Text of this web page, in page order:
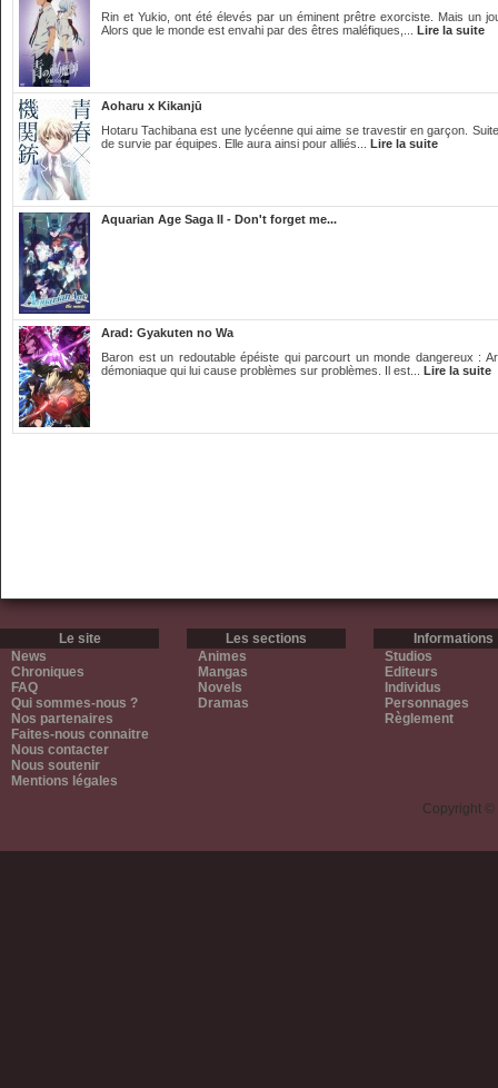
Rin et Yukio, ont été élevés par un éminent prêtre exorciste. Mais un
Alors que le monde est envahi par des êtres maléfiques,... Lire la suite
Aoharu x Kikanjū
Hotaru Tachibana est une lycéenne qui aime se travestir en garçon.
de survie par équipes. Elle aura ainsi pour alliés... Lire la suite
Aquarian Age Saga II - Don't forget me...
Arad: Gyakuten no Wa
Baron est un redoutable épéiste qui parcourt un monde dangereux :
démoniaque qui lui cause problèmes sur problèmes. Il est... Lire la suite
Le site
News
Chroniques
FAQ
Qui sommes-nous ?
Nos partenaires
Faites-nous connaitre
Nous contacter
Nous soutenir
Mentions légales
Les sections
Animes
Mangas
Novels
Dramas
Informations
Studios
Editeurs
Individus
Personnages
Règlement
Copyright ©